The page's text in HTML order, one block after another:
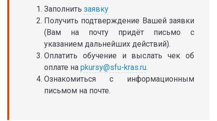
Заполнить заявку
Получить подтверждение Вашей заявки
(Вам на почту придёт письмо с
указанием дальнейших действий).
Оплатить обучение и выслать чек об
оплате на pkursy@sfu-kras.ru.
Ознакомиться с информационным
письмом на почте.